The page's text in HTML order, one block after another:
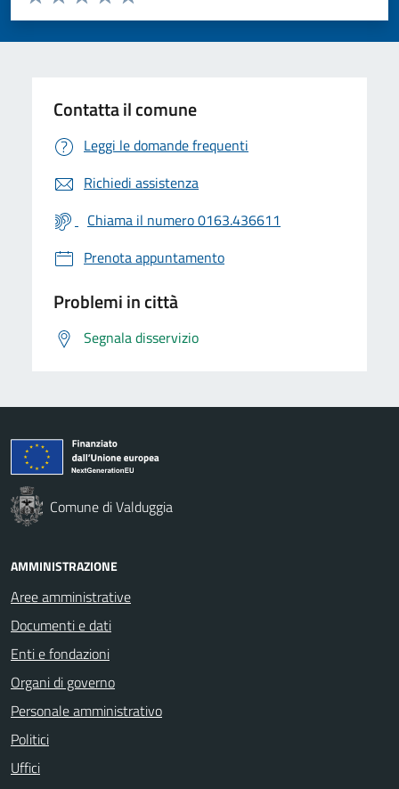
Valuta 5 stelle su 5
Valuta 4 stelle su 5
Valuta 3 stelle su 5
Valuta 2 stelle su 5
Valuta 1 stelle su 5
Contatta il comune
Leggi le domande frequenti
Richiedi assistenza
Chiama il numero 0163.436611
Prenota appuntamento
Problemi in città
Segnala disservizio
Comune di Valduggia
AMMINISTRAZIONE
Aree amministrative
Documenti e dati
Enti e fondazioni
Organi di governo
Personale amministrativo
Politici
Uffici